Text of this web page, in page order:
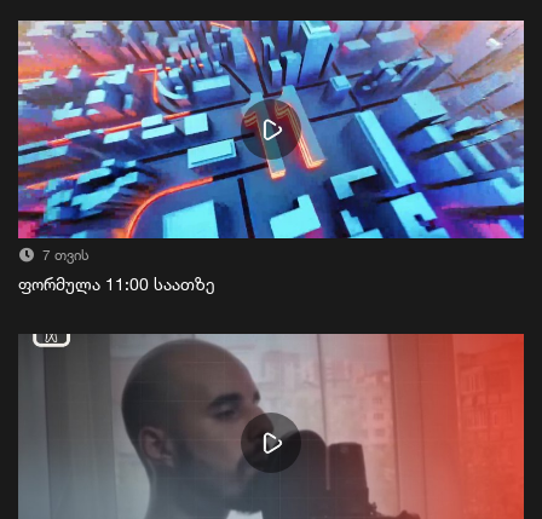
7 თვის
ფორმულა 11:00 საათზე